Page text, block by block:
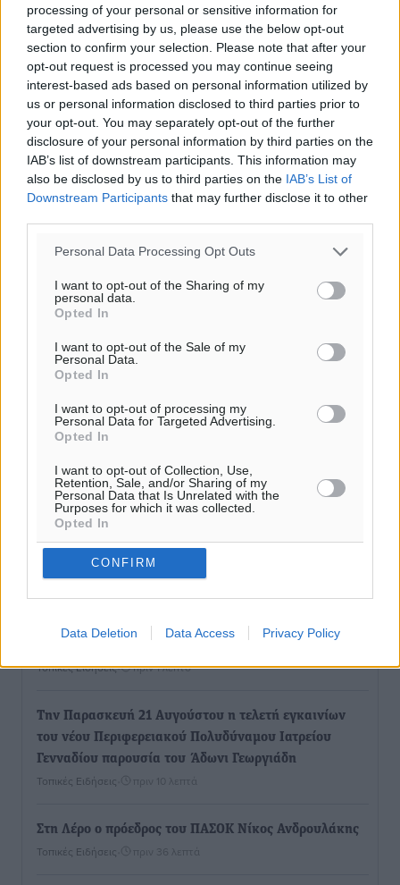
processing of your personal or sensitive information for
targeted advertising by us, please use the below opt-out
section to confirm your selection. Please note that after your
opt-out request is processed you may continue seeing
interest-based ads based on personal information utilized by
us or personal information disclosed to third parties prior to
your opt-out. You may separately opt-out of the further
disclosure of your personal information by third parties on the
IAB’s list of downstream participants. This information may
also be disclosed by us to third parties on the IAB’s List of
Downstream Participants that may further disclose it to other
Personal Data Processing Opt Outs
I want to opt-out of the Sharing of my
personal data.
Opted In
I want to opt-out of the Sale of my
Personal Data.
Opted In
I want to opt-out of processing my
Personal Data for Targeted Advertising.
Opted In
I want to opt-out of Collection, Use,
Retention, Sale, and/or Sharing of my
Personal Data that Is Unrelated with the
Purposes for which it was collected.
Opted In
CONFIRM
Data Deletion Data Access Privacy Policy
Ροή ειδήσεων
Προχωρά η ανάπλαση του παράκτιου μετώπου της
Πόθιας με χρηματοδότηση 3,58 εκατ. ευρώ από το
Τοπικές Ειδήσεις• πριν 1 λεπτό
Την Παρασκευή 21 Αυγούστου η τελετή εγκαινίων
του νέου Περιφερειακού Πολυδύναμου Ιατρείου
Γενναδίου παρουσία του Άδωνι Γεωργιάδη
Τοπικές Ειδήσεις πριν 10 λεπτά
Στη Λέρο ο πρόεδρος του ΠΑΣΟΚ Νίκος Ανδρουλάκης
Τοπικές Ειδήσεις πριν 36 λεπτά